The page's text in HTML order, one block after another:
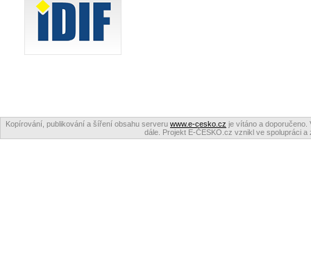
Kopírování, publikování a šíření obsahu serveru www.e-cesko.cz je vítáno a doporučeno.
dále. Projekt E-ČESKO.cz vznikl ve spolupráci